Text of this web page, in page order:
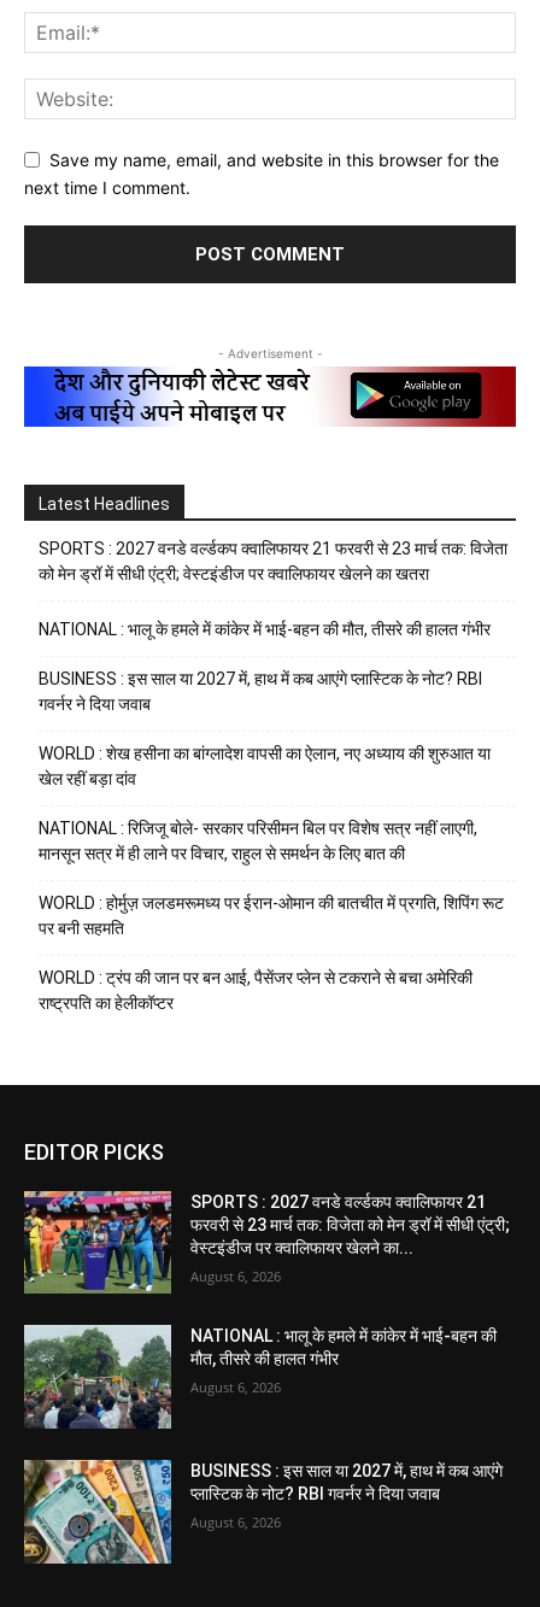
Save my name, email, and website in this browser for the
next time I comment.
- Advertisement -
Latest Headlines
SPORTS : 2027 वनडे वर्ल्डकप क्वालिफायर 21 फरवरी से 23 मार्च तक: विजेता
को मेन ड्रॉ में सीधी एंट्री; वेस्टइंडीज पर क्वालिफायर खेलने का खतरा
NATIONAL : भालू के हमले में कांकेर में भाई-बहन की मौत, तीसरे की हालत गंभीर
BUSINESS : इस साल या 2027 में, हाथ में कब आएंगे प्लास्टिक के नोट? RBI
गवर्नर ने दिया जवाब
WORLD : शेख हसीना का बांग्लादेश वापसी का ऐलान, नए अध्याय की शुरुआत या
खेल रहीं बड़ा दांव
NATIONAL : रिजिजू बोले- सरकार परिसीमन बिल पर विशेष सत्र नहीं लाएगी,
मानसून सत्र में ही लाने पर विचार, राहुल से समर्थन के लिए बात की
WORLD : होर्मुज़ जलडमरूमध्य पर ईरान-ओमान की बातचीत में प्रगति, शिपिंग रूट
पर बनी सहमति
WORLD : ट्रंप की जान पर बन आई, पैसेंजर प्लेन से टकराने से बचा अमेरिकी
राष्ट्रपति का हेलीकॉप्टर
EDITOR PICKS
SPORTS : 2027 वनडे वर्ल्डकप क्वालिफायर 21
फरवरी से 23 मार्च तक: विजेता को मेन ड्रॉ में सीधी एंट्री;
वेस्टइंडीज पर क्वालिफायर खेलने का...
August 6, 2026
NATIONAL : भालू के हमले में कांकेर में भाई-बहन की
मौत, तीसरे की हालत गंभीर
August 6, 2026
BUSINESS : इस साल या 2027 में, हाथ में कब आएंगे
प्लास्टिक के नोट? RBI गवर्नर ने दिया जवाब
August 6, 2026